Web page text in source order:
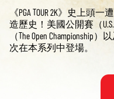
《PGA TOUR 2K》史上
造歷史！美國公開賽（U.S.
（The Open Championship
次在本系列中登場。